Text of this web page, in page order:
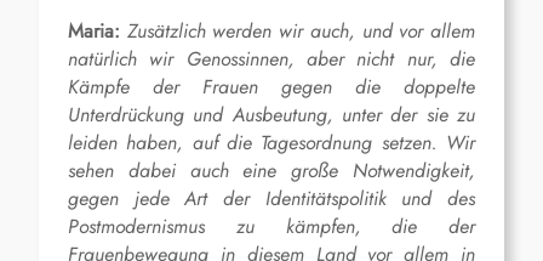
Maria: Zusätzlich werden wir auch, und vor allem
natürlich wir Genossinnen, aber nicht nur, die
Kämpfe der Frauen gegen die doppelte
Unterdrückung und Ausbeutung, unter der sie zu
leiden haben, auf die Tagesordnung setzen. Wir
sehen dabei auch eine große Notwendigkeit,
gegen jede Art der Identitätspolitik und des
Postmodernismus zu kämpfen, die der
Frauenbewegung in diesem Land vor allem in